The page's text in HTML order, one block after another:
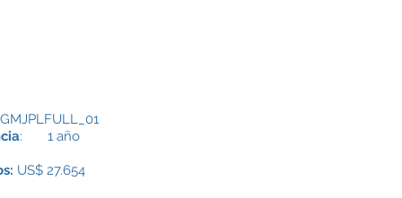
: 1 año
US$ 27.654